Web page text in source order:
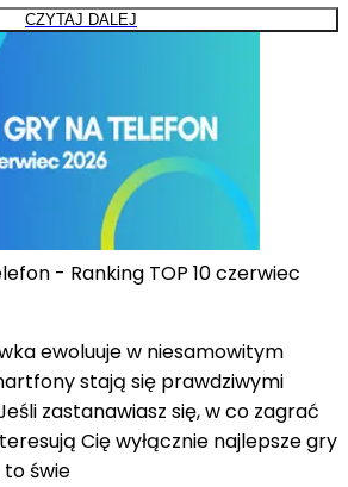
CZYTAJ DALEJ
- Ranking TOP 10 czerwiec
ewoluuje w niesamowitym
stają się prawdziwymi
zastanawiasz się, w co zagrać
Cię wyłącznie najlepsze gry
to świe